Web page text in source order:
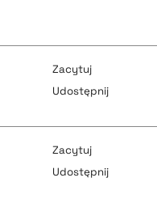
pobierz cytat
pobierz cytat
pobierz cytat
pobierz cytat
Zacytuj
Udostępnij
Zacytuj
Udostępnij